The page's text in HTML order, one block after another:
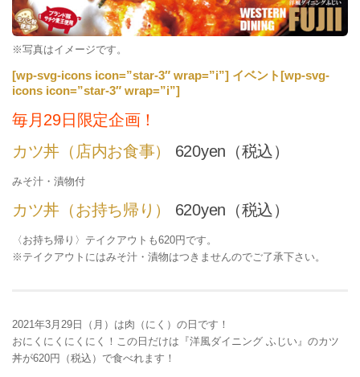
※写真はイメージです。
[wp-svg-icons icon=”star-3″ wrap=”i”] イベント[wp-svg-
icons icon=”star-3″ wrap=”i”]
毎月29日限定企画！
カツ丼（店内お食事）
620yen（税込）
みそ汁・漬物付
カツ丼（お持ち帰り） 620yen（税込）
〈お持ち帰り〉テイクアウトも620円です。
※テイクアウトにはみそ汁・漬物はつきませんのでご了承下さい。
2021年3月29日（月）は肉（にく）の日です！
おにくにくにくにく！この日だけは『洋風ダイニング ふじい』のカツ
丼が620円（税込）で食べれます！